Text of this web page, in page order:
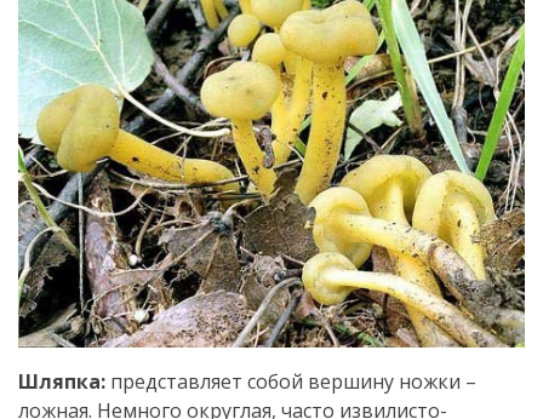
Шляпка: представляет собой вершину ножки –
ложная. Немного округлая, часто извилисто-